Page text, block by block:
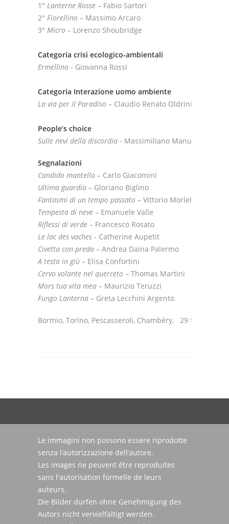
1° Lanterne Rosse – Fabio Sartori
2° Fiorellino – Massimo Arcaro
3° Micro – Lorenzo Shoubridge
Categoria crisi ecologico-ambientali
Ermellino - Giovanna Rossi
Categoria Interazione uomo ambiente
La via per il Paradiso – Claudio Renato Oldrini
People’s choice
Sulle nevi della discordia - Massimiliano Manuel Paolino
Segnalazioni
Candido mantello – Carlo Giacomini
Ultima guardia – Gloriano Biglino
Fantasmi di un tempo passato – Vittorio Morletto
Tempesta di neve – Emanuele Valle
Riflessi di verde – Francesco Rosato
Le lac des vaches - Catherine Aupetit
Civetta con preda – Andrea Daina Palermo
A testa in giù – Elisa Confortini
Cervo volante nel querceto – Thomas Martini
Mors tua vita mea – Maurizio Teruzzi
Fungo Lanterna – Greta Lecchini Argento
Bormio, Torino, Pescasseroli, Chambéry, 29 febbraio
Le immagini non possono essere riprodotte
senza l’autorizzazione dell’autore.
Les images ne peuvent être reproduites
sans l'autorisation formelle de leurs
auteurs.
Die Bilder dürfen ohne Genehmigung des
Autors nicht vervielfältigt werden.